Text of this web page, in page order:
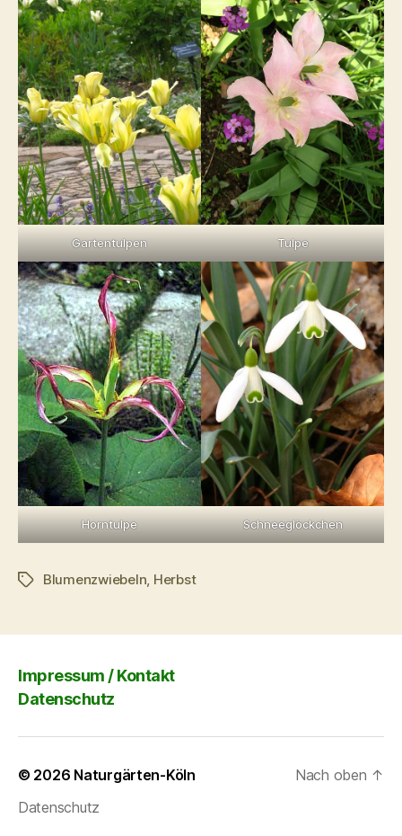
Gartentulpen Tulpe
Horntulpe Schneeglöckchen
Schlagwörter
Blumenzwiebeln, Herbst
Impressum / Kontakt
Datenschutz
© 2026 Naturgärten-Köln
Datenschutz
Nach oben ↑